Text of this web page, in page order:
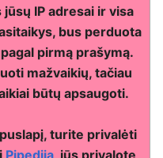
jūsų IP adresai ir visa
bus perduota
pirmą prašymą.
mažvaikių, tačiau
būtų apsaugoti.
turite privalėti